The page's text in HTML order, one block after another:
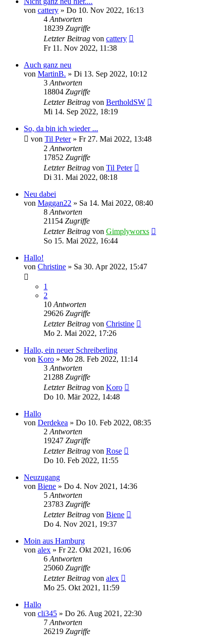
von cattery » Do 10. Nov 2022, 16:13
4 Antworten
18239 Zugriffe
Letzter Beitrag von cattery
Fr 11. Nov 2022, 11:38
Auch ganz neu
von MartinB. » Di 13. Sep 2022, 10:12
3 Antworten
18804 Zugriffe
Letzter Beitrag von BertholdSW
Mi 14. Sep 2022, 18:19
So, da bin ich wieder ...
von Til Peter» Fr 27. Mai 2022, 13:48
2 Antworten
17852 Zugriffe
Letzter Beitrag von Til Peter
Di 31. Mai 2022, 08:18
Neu dabei
von Maggan22 » Sa 14. Mai 2022, 08:40
8 Antworten
21154 Zugriffe
Letzter Beitrag von Gimplyworxs
So 15. Mai 2022, 16:44
Hallo!
von Christine » Sa 30. Apr 2022, 15:47
1
2
10 Antworten
29626 Zugriffe
Letzter Beitrag von Christine
Mo 2. Mai 2022, 17:26
Hallo, ein neuer Schreiberling
von Koro » Mo 28. Feb 2022, 11:14
3 Antworten
21288 Zugriffe
Letzter Beitrag von Koro
Do 10. Mär 2022, 14:48
Hallo
von Derdekea » Do 10. Feb 2022, 08:35
2 Antworten
19247 Zugriffe
Letzter Beitrag von Rose
Do 10. Feb 2022, 11:55
Neuzugang
von Biene » Do 4. Nov 2021, 14:36
5 Antworten
23783 Zugriffe
Letzter Beitrag von Biene
Do 4. Nov 2021, 19:37
Moin aus Hamburg
von alex » Fr 22. Okt 2021, 16:06
6 Antworten
25060 Zugriffe
Letzter Beitrag von alex
Mo 25. Okt 2021, 11:59
Hallo
von cli345 » Do 26. Aug 2021, 22:30
7 Antworten
26219 Zugriffe